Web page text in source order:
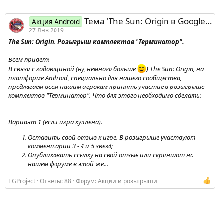
Акция Android Тема 'The Sun: Origin в Google Play Market. Розыгрыш комплектов "Терминатор"'
27 Янв 2019
The Sun: Origin. Розыгрыш комплектов "Терминатор".
Всем привет!
В связи с годовщиной (ну, немного больше
) The Sun: Origin, на
платформе Android, специально для нашего сообщества,
предлагаем всем нашим игрокам принять участие в розыгрыше
комплектов "Терминатор". Что для этого необходимо сделать:
Вариант 1 (если игра куплена).
Оставить свой отзыв к игре. В розыгрыше участвуют
комментарии 3 - 4 и 5 звезд;
Опубликовать ссылку на свой отзыв или скриншот на
нашем форуме в этой же...
EGProject Ответы: 88 Форум:Акции и розыгрыши